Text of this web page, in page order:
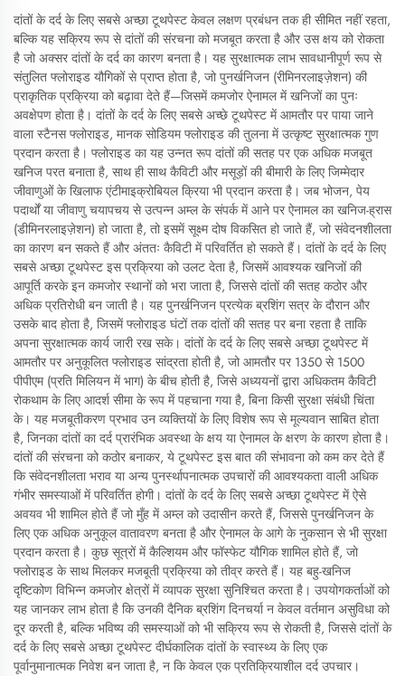
दांतों के दर्द के लिए सबसे अच्छा टूथपेस्ट केवल लक्षण प्रबंधन तक ही सीमित नहीं रहता,
बल्कि यह सक्रिय रूप से दांतों की संरचना को मजबूत करता है और उस क्षय को रोकता
है जो अक्सर दांतों के दर्द का कारण बनता है। यह सुरक्षात्मक लाभ सावधानीपूर्ण रूप से
संतुलित फ्लोराइड यौगिकों से प्राप्त होता है, जो पुनर्खनिजन (रीमिनरलाइज़ेशन) की
प्राकृतिक प्रक्रिया को बढ़ावा देते हैं—जिसमें कमजोर ऐनामल में खनिजों का पुनः
अवक्षेपण होता है। दांतों के दर्द के लिए सबसे अच्छे टूथपेस्ट में आमतौर पर पाया जाने
वाला स्टैनस फ्लोराइड, मानक सोडियम फ्लोराइड की तुलना में उत्कृष्ट सुरक्षात्मक गुण
प्रदान करता है। फ्लोराइड का यह उन्नत रूप दांतों की सतह पर एक अधिक मजबूत
खनिज परत बनाता है, साथ ही साथ कैविटी और मसूड़ों की बीमारी के लिए जिम्मेदार
जीवाणुओं के खिलाफ एंटीमाइक्रोबियल क्रिया भी प्रदान करता है। जब भोजन, पेय
पदार्थों या जीवाणु चयापचय से उत्पन्न अम्ल के संपर्क में आने पर ऐनामल का खनिज-ह्रास
(डीमिनरलाइज़ेशन) हो जाता है, तो इसमें सूक्ष्म दोष विकसित हो जाते हैं, जो संवेदनशीलता
का कारण बन सकते हैं और अंततः कैविटी में परिवर्तित हो सकते हैं। दांतों के दर्द के लिए
सबसे अच्छा टूथपेस्ट इस प्रक्रिया को उलट देता है, जिसमें आवश्यक खनिजों की
आपूर्ति करके इन कमजोर स्थानों को भरा जाता है, जिससे दांतों की सतह कठोर और
अधिक प्रतिरोधी बन जाती है। यह पुनर्खनिजन प्रत्येक ब्रशिंग सत्र के दौरान और
उसके बाद होता है, जिसमें फ्लोराइड घंटों तक दांतों की सतह पर बना रहता है ताकि
अपना सुरक्षात्मक कार्य जारी रख सके। दांतों के दर्द के लिए सबसे अच्छा टूथपेस्ट में
आमतौर पर अनुकूलित फ्लोराइड सांद्रता होती है, जो आमतौर पर 1350 से 1500
पीपीएम (प्रति मिलियन में भाग) के बीच होती है, जिसे अध्ययनों द्वारा अधिकतम कैविटी
रोकथाम के लिए आदर्श सीमा के रूप में पहचाना गया है, बिना किसी सुरक्षा संबंधी चिंता
के। यह मजबूतीकरण प्रभाव उन व्यक्तियों के लिए विशेष रूप से मूल्यवान साबित होता
है, जिनका दांतों का दर्द प्रारंभिक अवस्था के क्षय या ऐनामल के क्षरण के कारण होता है।
दांतों की संरचना को कठोर बनाकर, ये टूथपेस्ट इस बात की संभावना को कम कर देते हैं
कि संवेदनशीलता भराव या अन्य पुनर्स्थापनात्मक उपचारों की आवश्यकता वाली अधिक
गंभीर समस्याओं में परिवर्तित होगी। दांतों के दर्द के लिए सबसे अच्छा टूथपेस्ट में ऐसे
अवयव भी शामिल होते हैं जो मुँह में अम्ल को उदासीन करते हैं, जिससे पुनर्खनिजन के
लिए एक अधिक अनुकूल वातावरण बनता है और ऐनामल के आगे के नुकसान से भी सुरक्षा
प्रदान करता है। कुछ सूत्रों में कैल्शियम और फॉस्फेट यौगिक शामिल होते हैं, जो
फ्लोराइड के साथ मिलकर मजबूती प्रक्रिया को तीव्र करते हैं। यह बहु-खनिज
दृष्टिकोण विभिन्न कमजोर क्षेत्रों में व्यापक सुरक्षा सुनिश्चित करता है। उपयोगकर्ताओं को
यह जानकर लाभ होता है कि उनकी दैनिक ब्रशिंग दिनचर्या न केवल वर्तमान असुविधा को
दूर करती है, बल्कि भविष्य की समस्याओं को भी सक्रिय रूप से रोकती है, जिससे दांतों के
दर्द के लिए सबसे अच्छा टूथपेस्ट दीर्घकालिक दांतों के स्वास्थ्य के लिए एक
पूर्वानुमानात्मक निवेश बन जाता है, न कि केवल एक प्रतिक्रियाशील दर्द उपचार।